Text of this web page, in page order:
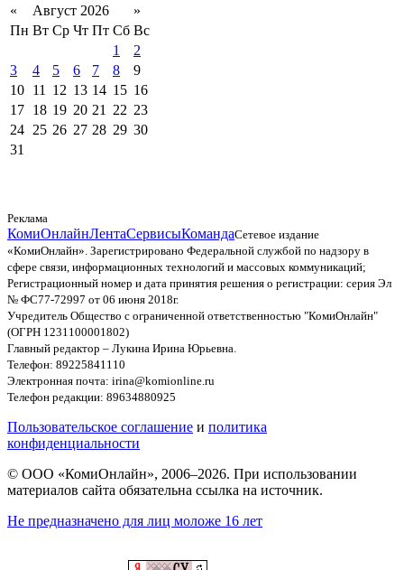
« Август 2026
»
Пн Вт Ср Чт Пт Сб Вс
1
2
3
4 5 6 7 8
9
10 11 12 13 14 15 16
17 18 19 20 21 22 23
24 25 26 27 28 29 30
31
Реклама
КомиОнлайнЛентаСервисыКомандаСетевое издание
«КомиОнлайн». Зарегистрировано Федеральной службой по надзору в
сфере связи, информационных технологий и массовых коммуникаций;
Регистрационный номер и дата принятия решения о регистрации: серия Эл
№ ФС77-72997 от 06 июня 2018г.
Учредитель Общество с ограниченной ответственностью "КомиОнлайн"
(ОГРН 1231100001802)
Главный редактор – Лукина Ирина Юрьевна.
Телефон: 89225841110
Электронная почта: irina@komionline.ru
Телефон редакции: 89634880925
Пользовательское соглашение и политика
конфиденциальности
© ООО «КомиОнлайн», 2006–2026. При использовании
материалов сайта обязательна ссылка на источник.
Не предназначено для лиц моложе 16 лет